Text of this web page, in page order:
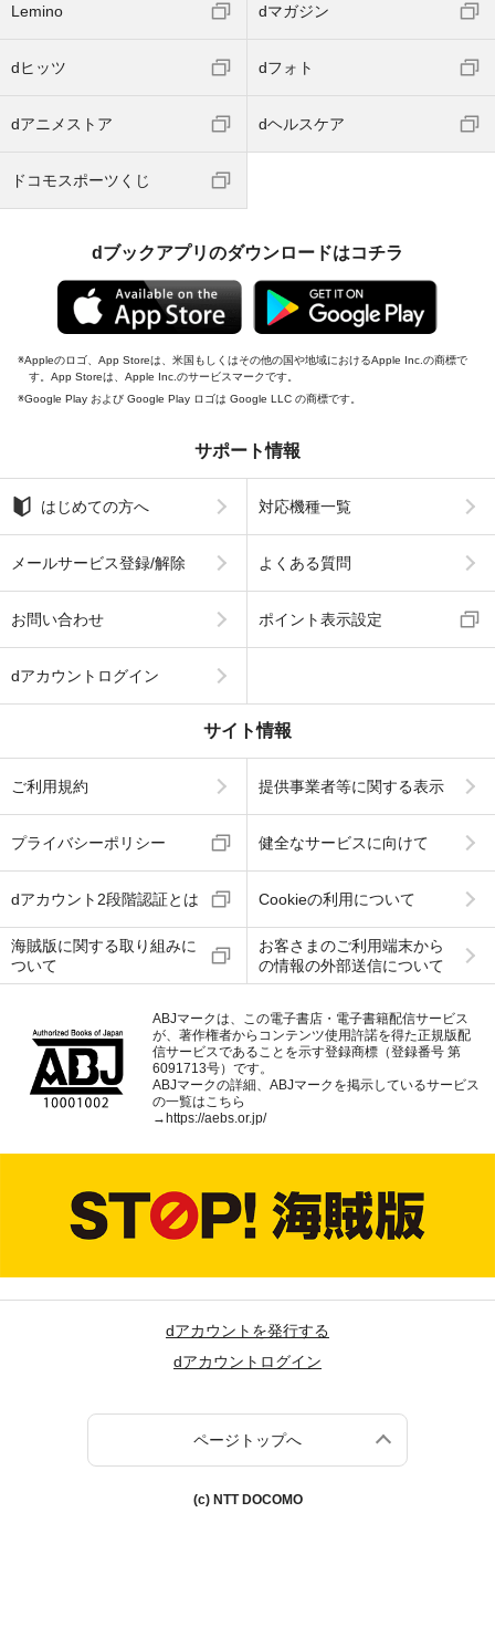
Lemino dマガジン
dヒッツ dフォト
dアニメストア dヘルスケア
ドコモスポーツくじ
dブックアプリのダウンロードはコチラ
Appleのロゴ、App Storeは、米国もしくはその他の国や地域におけるApple Inc.の商標で
す。App Storeは、Apple Inc.のサービスマークです。
Google Play および Google Play ロゴは Google LLC の商標です。
サポート情報
はじめての方へ 対応機種一覧
メールサービス登録/解除 よくある質問
お問い合わせ ポイント表示設定
dアカウントログイン
サイト情報
ご利用規約 提供事業者等に関する表示
プライバシーポリシー 健全なサービスに向けて
dアカウント2段階認証とは Cookieの利用について
海賊版に関する取り組みに
ついて
お客さまのご利用端末から
の情報の外部送信について
ABJマークは、この電子書店・電子書籍配信サービス
が、著作権者からコンテンツ使用許諾を得た正規版配
信サービスであることを示す登録商標（登録番号 第
6091713号）です。
ABJマークの詳細、ABJマークを掲示しているサービス
の一覧はこちら
→https://aebs.or.jp/
dアカウントを発行する
dアカウントログイン
ページトップへ
(c) NTT DOCOMO